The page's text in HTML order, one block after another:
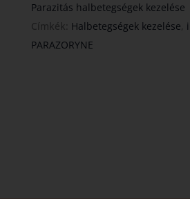
Parazitás halbetegségek kezelése
Címkék: Halbetegségek kezelése,
PARAZORYNE